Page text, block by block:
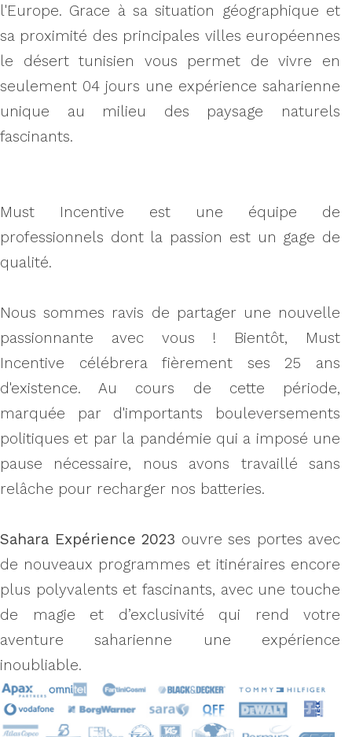
l'Europe. Grace à sa situation géographique et
sa proximité des principales villes européennes
le désert tunisien vous permet de vivre en
seulement 04 jours une expérience saharienne
unique au milieu des paysage naturels
fascinants.
Must Incentive est une équipe de
professionnels dont la passion est un gage de
qualité.
Nous sommes ravis de partager une nouvelle
passionnante avec vous ! Bientôt, Must
Incentive célébrera fièrement ses 25 ans
d'existence. Au cours de cette période,
marquée par d'importants bouleversements
politiques et par la pandémie qui a imposé une
pause nécessaire, nous avons travaillé sans
relâche pour recharger nos batteries.
Sahara Expérience 2023 ouvre ses portes avec
de nouveaux programmes et itinéraires encore
plus polyvalents et fascinants, avec une touche
de magie et d’exclusivité qui rend votre
aventure saharienne une expérience
inoubliable.